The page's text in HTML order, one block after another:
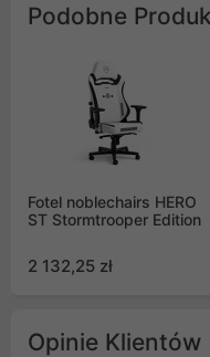
Podobne
Fotel noblechairs HERO
ST Stormtrooper Edition
2 132,25 zł
Opinie Klientów